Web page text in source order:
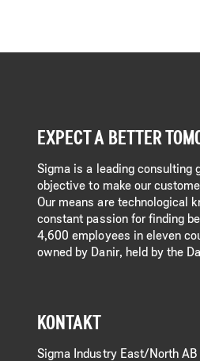
EXPECT A BETTER
Sigma is a leading consulting
objective to make our
Our means are technological
constant passion for finding
4,600 employees in eleven
owned by Danir, held by the
KONTAKT
Sigma Industry East/North AB